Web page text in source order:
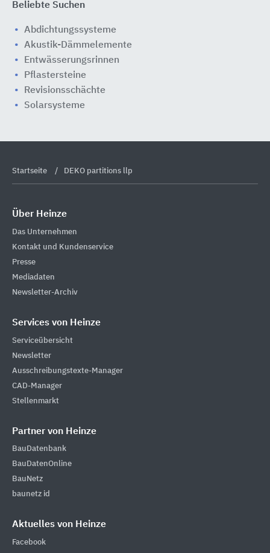
Beliebte Suchen
Abdichtungssysteme
Akustik-Dämmelemente
Entwässerungsrinnen
Pflastersteine
Revisionsschächte
Solarsysteme
Startseite DEKO partitions llp
Über Heinze
Das Unternehmen
Kontakt und Kundenservice
Presse
Mediadaten
Newsletter-Archiv
Services von Heinze
Serviceübersicht
Newsletter
Ausschreibungstexte-Manager
CAD-Manager
Stellenmarkt
Partner von Heinze
BauDatenbank
BauDatenOnline
BauNetz
baunetz id
Aktuelles von Heinze
Facebook